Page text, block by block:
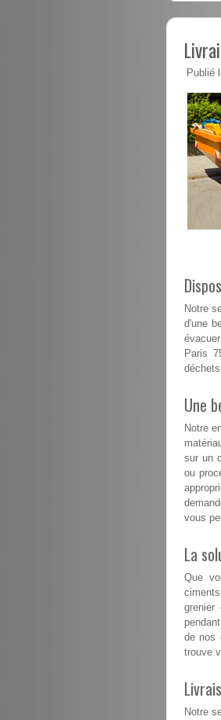
Publié
Notre
d'une
Paris
Une
Notre
sur un
ou
vous
La
Que
grenier
de nos
trouve
Notre